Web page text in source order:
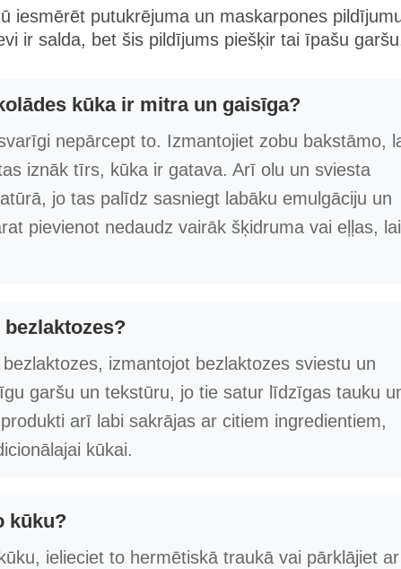
iesmērēt putukrējuma un maskarpones
ir salda, bet šis pildījums piešķir tai īpašu
kūka ir mitra un gaisīga?
nepārcept to. Izmantojiet zobu bakstāmo,
iznāk tīrs, kūka ir gatava. Arī olu un sviesta
jo tas palīdz sasniegt labāku emulgāciju un
pievienot nedaudz vairāk šķidruma vai eļļas, lai
izmantojot bezlaktozes sviestu un
garšu un tekstūru, jo tie satur līdzīgas tauku
arī labi sakrājas ar citiem ingredientiem,
kūkai.
kūku?
ielieciet to hermētiskā traukā vai pārklājiet ar